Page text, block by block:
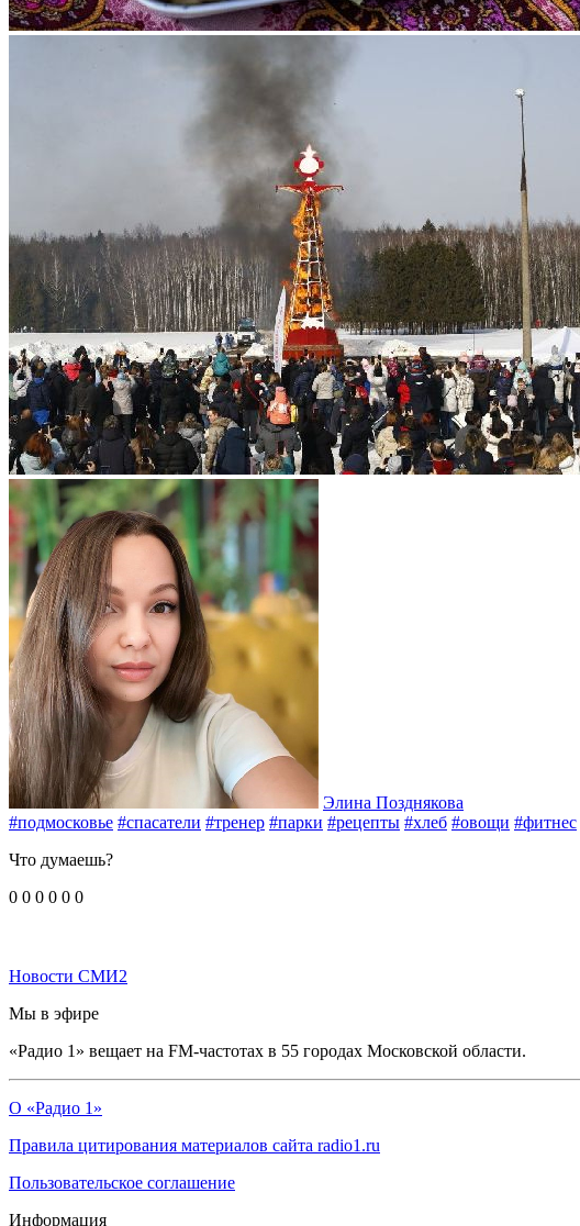
Элина Позднякова
#подмосковье #спасатели #тренер #парки #рецепты #хлеб #овощи #фитнес
Что думаешь?
0 0 0 0 0 0
Новости СМИ2
Мы в эфире
«Радио 1» вещает на FM-частотах в 55 городах Московской области.
О «Радио 1»
Правила цитирования материалов сайта radio1.ru
Пользовательское соглашение
Информация